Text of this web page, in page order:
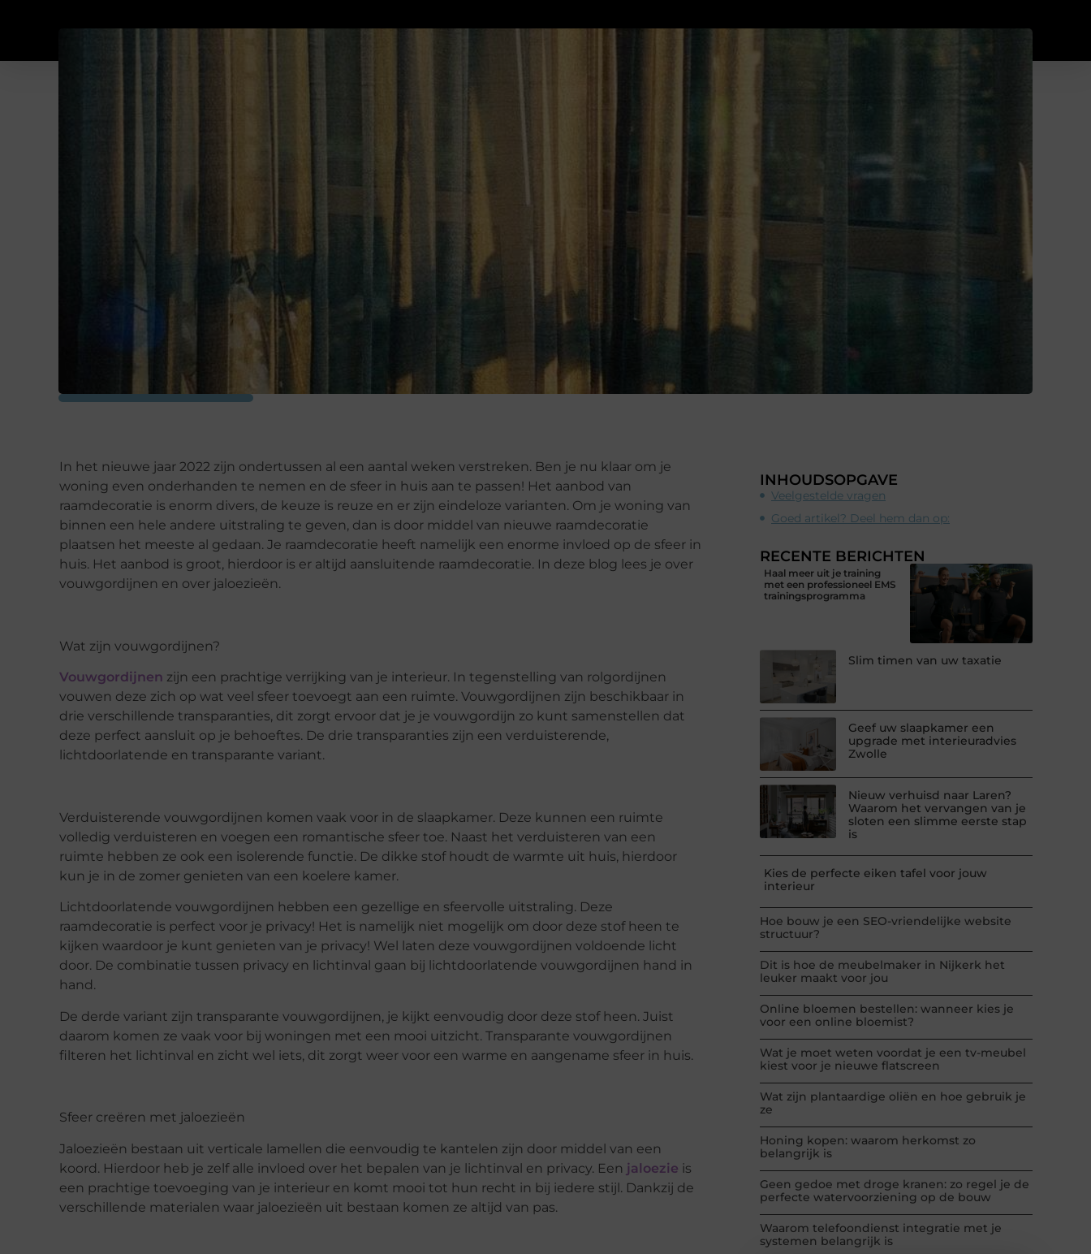
In het nieuwe jaar 2022 zijn ondertussen al een aantal weken verstreken. Ben je nu klaar om je
woning even onderhanden te nemen en de sfeer in huis aan te passen! Het aanbod van
raamdecoratie is enorm divers, de keuze is reuze en er zijn eindeloze varianten. Om je woning van
binnen een hele andere uitstraling te geven, dan is door middel van nieuwe raamdecoratie
plaatsen het meeste al gedaan. Je raamdecoratie heeft namelijk een enorme invloed op de sfeer in
huis. Het aanbod is groot, hierdoor is er altijd aansluitende raamdecoratie. In deze blog lees je over
vouwgordijnen en over jaloezieën.
Wat zijn vouwgordijnen?
Vouwgordijnen zijn een prachtige verrijking van je interieur. In tegenstelling van rolgordijnen
vouwen deze zich op wat veel sfeer toevoegt aan een ruimte. Vouwgordijnen zijn beschikbaar in
drie verschillende transparanties, dit zorgt ervoor dat je je vouwgordijn zo kunt samenstellen dat
deze perfect aansluit op je behoeftes. De drie transparanties zijn een verduisterende,
lichtdoorlatende en transparante variant.
Verduisterende vouwgordijnen komen vaak voor in de slaapkamer. Deze kunnen een ruimte
volledig verduisteren en voegen een romantische sfeer toe. Naast het verduisteren van een
ruimte hebben ze ook een isolerende functie. De dikke stof houdt de warmte uit huis, hierdoor
kun je in de zomer genieten van een koelere kamer.
Lichtdoorlatende vouwgordijnen hebben een gezellige en sfeervolle uitstraling. Deze
raamdecoratie is perfect voor je privacy! Het is namelijk niet mogelijk om door deze stof heen te
kijken waardoor je kunt genieten van je privacy! Wel laten deze vouwgordijnen voldoende licht
door. De combinatie tussen privacy en lichtinval gaan bij lichtdoorlatende vouwgordijnen hand in
hand.
De derde variant zijn transparante vouwgordijnen, je kijkt eenvoudig door deze stof heen. Juist
daarom komen ze vaak voor bij woningen met een mooi uitzicht. Transparante vouwgordijnen
filteren het lichtinval en zicht wel iets, dit zorgt weer voor een warme en aangename sfeer in huis.
Sfeer creëren met jaloezieën
Jaloezieën bestaan uit verticale lamellen die eenvoudig te kantelen zijn door middel van een
koord. Hierdoor heb je zelf alle invloed over het bepalen van je lichtinval en privacy. Een jaloezie is
een prachtige toevoeging van je interieur en komt mooi tot hun recht in bij iedere stijl. Dankzij de
verschillende materialen waar jaloezieën uit bestaan komen ze altijd van pas.
INHOUDSOPGAVE
Veelgestelde vragen
Goed artikel? Deel hem dan op:
RECENTE BERICHTEN
Haal meer uit je training
met een professioneel EMS
trainingsprogramma
Slim timen van uw taxatie
Geef uw slaapkamer een
upgrade met interieuradvies
Zwolle
Nieuw verhuisd naar Laren?
Waarom het vervangen van je
sloten een slimme eerste stap
is
Kies de perfecte eiken tafel voor jouw
interieur
Hoe bouw je een SEO-vriendelijke website
structuur?
Dit is hoe de meubelmaker in Nijkerk het
leuker maakt voor jou
Online bloemen bestellen: wanneer kies je
voor een online bloemist?
Wat je moet weten voordat je een tv-meubel
kiest voor je nieuwe flatscreen
Wat zijn plantaardige oliën en hoe gebruik je
ze
Honing kopen: waarom herkomst zo
belangrijk is
Geen gedoe met droge kranen: zo regel je de
perfecte watervoorziening op de bouw
Waarom telefoondienst integratie met je
systemen belangrijk is